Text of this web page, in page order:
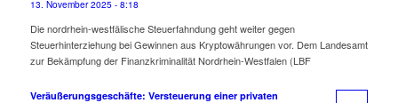
13. November 2025 - 8:18
Die nordrhein-westfälische Steuerfahndung geht weiter gegen
Steuerhinterziehung bei Gewinnen aus Kryptowährungen vor. Dem Landesamt
zur Bekämpfung der Finanzkriminalität Nordrhein-Westfalen (LBF
Veräußerungsgeschäfte: Versteuerung einer privaten